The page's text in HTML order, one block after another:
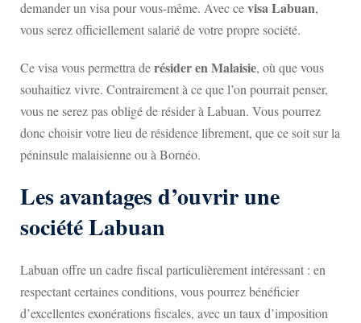
demander un visa pour vous-même. Avec cevisa Labuan,
vous serez officiellement salarié de votre propre société.
Ce visa vous permettra derésider en Malaisie, où que vous
souhaitiez vivre. Contrairement à ce que l’on pourrait penser,
vous ne serez pas obligé de résider à Labuan. Vous pourrez
donc choisir votre lieu de résidence librement, que ce soit sur la
péninsule malaisienne ou à Bornéo.
Les avantages d’ouvrir une
société Labuan
Labuan offre un cadre fiscal particulièrement intéressant : en
respectant certaines conditions, vous pourrez bénéficier
d’excellentes exonérations fiscales, avec un taux d’imposition